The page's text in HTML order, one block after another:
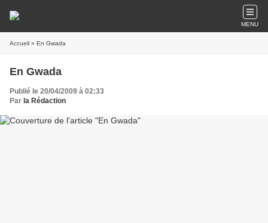
MENU
Accueil » En Gwada
En Gwada
Publié le 20/04/2009 à 02:33
Par la Rédaction